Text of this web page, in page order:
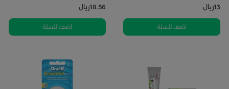
13ريال
اضف للسلة
18.56ريال
اضف للسلة